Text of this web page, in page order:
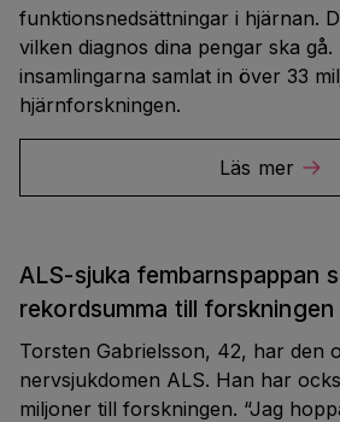
funktionsnedsättningar i hjärnan.
vilken diagnos dina pengar ska
insamlingarna samlat in över 33
hjärnforskningen.
Läs mer
ALS-sjuka fembarnspappan
rekordsumma till forskningen
Torsten Gabrielsson, 42, har den
nervsjukdomen ALS. Han har
miljoner till forskningen. “Jag